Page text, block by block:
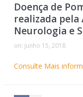
Doença de
realizada
Neurologia e
on: junho 15, 2018
Consulte Mais